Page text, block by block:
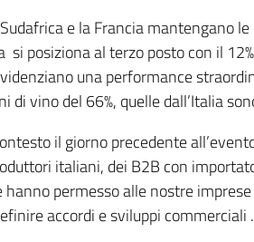
e la Francia mantengano
si posiziona al terzo posto con il
una performance
di vino del 66%, quelle dall’Italia
il giorno precedente
italiani, dei B2B con
hanno permesso alle nostre
accordi e sviluppi commerciali .